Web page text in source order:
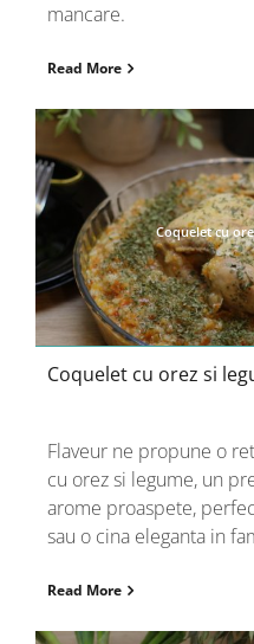
mancare.
Read More
Coquelet cu
Coquelet cu orez si
Flaveur ne propune o
cu orez si legume, un
arome proaspete,
sau o cina eleganta in
Read More